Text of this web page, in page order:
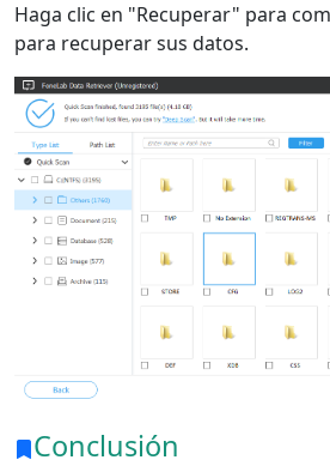
Haga clic en "Recuperar" para
para recuperar sus datos.
Conclusión
Norsk
Dansk
русский
हिंदी
Bahasa Melayu
Română
Polskie
Gaeilge
繁體中文